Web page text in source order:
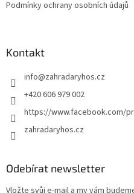
Podmínky ochrany osobních údajů
Kontakt
info@zahradaryhos.cz
+420 606 979 002
https://www.facebook.com/
zahradaryhos.cz
Odebírat newsletter
Vložte svůj e-mail a my vám